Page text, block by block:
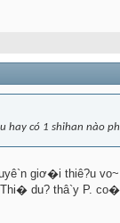
hay có 1 shihan nào
giơ�i thiê?u
du? thâ`y P.